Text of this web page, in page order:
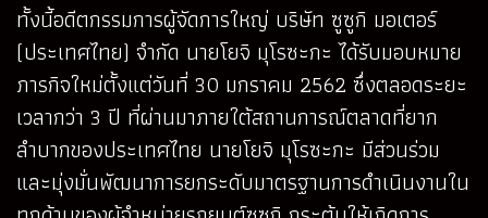
ทั้งนี้อดีตกรรมการผู้จัดการใหญ่ บริษัท ซูซูกิ มอเตอร์
(ประเทศไทย) จำกัด นายโยจิ มุโรซะกะ ได้รับมอบหมาย
ภารกิจใหม่ตั้งแต่วันที่ 30 มกราคม 2562 ซึ่งตลอดระยะ
เวลากว่า 3 ปี ที่ผ่านมาภายใต้สถานการณ์ตลาดที่ยาก
ลำบากของประเทศไทย นายโยจิ มุโรซะกะ มีส่วนร่วม
และมุ่งมั่นพัฒนาการยกระดับมาตรฐานการดำเนินงานใน